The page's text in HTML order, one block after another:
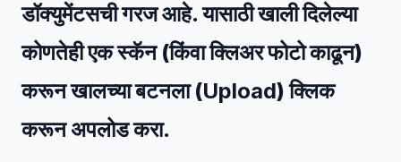
डॉक्युमेंटसची गरज आहे. यासाठी खाली दिलेल्या
कोणतेही एक स्कॅन (किंवा क्लिअर फोटो काढून)
करून खालच्या बटनला (Upload) क्लिक
करून अपलोड करा.